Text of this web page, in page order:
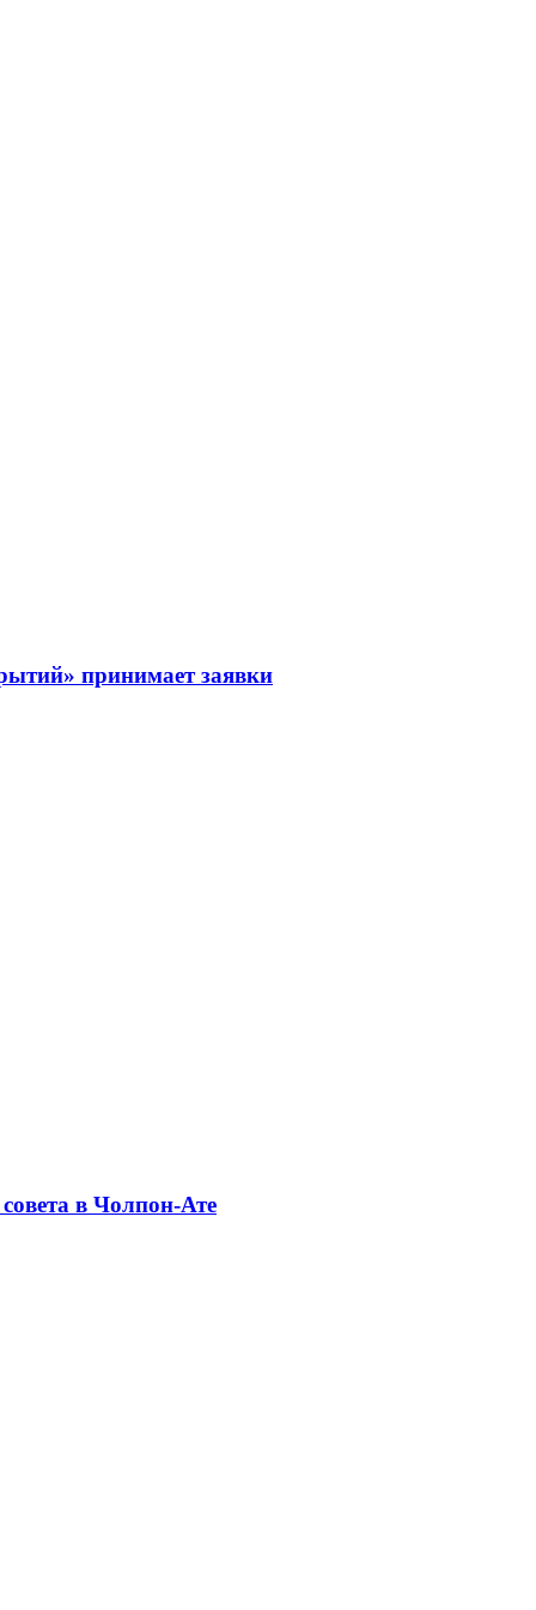
принимает заявки
в Чолпон-Ате